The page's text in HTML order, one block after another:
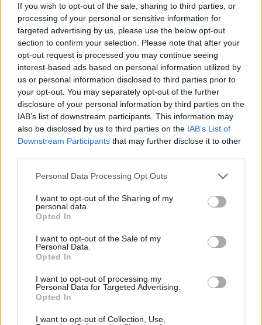
If you wish to opt-out of the sale, sharing to third parties, or
processing of your personal or sensitive information for
targeted advertising by us, please use the below opt-out
section to confirm your selection. Please note that after your
opt-out request is processed you may continue seeing
interest-based ads based on personal information utilized by
us or personal information disclosed to third parties prior to
your opt-out. You may separately opt-out of the further
disclosure of your personal information by third parties on the
IAB’s list of downstream participants. This information may
also be disclosed by us to third parties on the IAB’s List of
Downstream Participants that may further disclose it to other
Please note that this website/app uses one or more Google
not limited to your visit or usage behaviour. You may click to
grant or deny consent to Google and its third-party tags to
use your data for below specified purposes in below Google
consent section.
Personal Data Processing Opt Outs
I want to opt-out of the Sharing of my
personal data.
Opted In
I want to opt-out of the Sale of my
Personal Data.
Opted In
I want to opt-out of processing my
Personal Data for Targeted Advertising.
Opted In
I want to opt-out of Collection, Use,
από τον
Bertrand Donck
, Διευθύνοντα Σύμβουλο της
Macadam. Το πρώτο βραβείο απονεμήθηκε στηνAthlon
και τοChangeMyCar, για το “Tinder of car leasing“. Το
δεύτερο βραβείο απονεμήθηκε στηνLeasePlanγια το
LeasePlan Electric
Automotive για τηνALD Car Sharing.
Smart Mobility Start-Up of the Year
Alliances τηςAutoFacets. ΟErik Maes
Διευθυντής τηςRenta Solutionsαπένειμε το δεύτερο
βραβείο στοAppyParking
Διευθύνοντα Σύμβουλο Διεθνών Πωλήσεων Βόρειας
Ευρώπης και ΗΠΑ της